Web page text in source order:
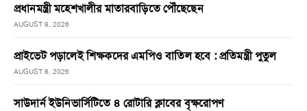
প্রধানমন্ত্রী মহেশখালীর মাতারবাড়িতে পৌঁছেছেন
AUGUST 9, 2026
প্রাইভেট পড়ালেই শিক্ষকদের এমপিও বাতিল হবে : প্রতিমন্ত্রী পুতুল
AUGUST 8, 2026
সাউদার্ন ইউনিভার্সিটিতে ৪ রোটারি ক্লাবের বৃক্ষরোপণ